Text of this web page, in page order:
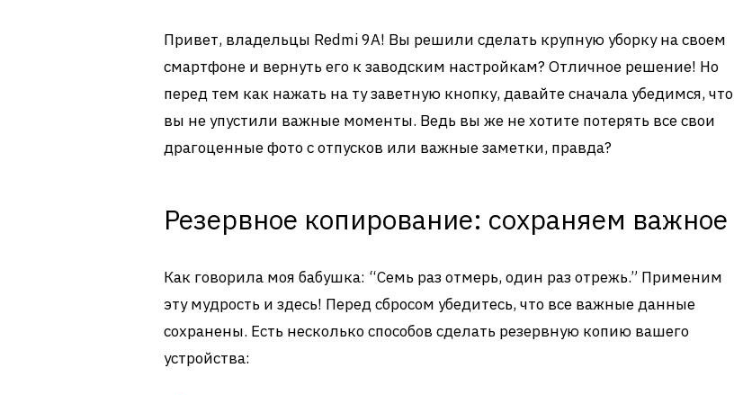
Привет, владельцы Redmi 9A! Вы решили сделать крупную уборку на своем
смартфоне и вернуть его к заводским настройкам? Отличное решение! Но
перед тем как нажать на ту заветную кнопку, давайте сначала убедимся, что
вы не упустили важные моменты. Ведь вы же не хотите потерять все свои
драгоценные фото с отпусков или важные заметки, правда?
Резервное копирование: сохраняем важное
Как говорила моя бабушка: “Семь раз отмерь, один раз отрежь.” Применим
эту мудрость и здесь! Перед сбросом убедитесь, что все важные данные
сохранены. Есть несколько способов сделать резервную копию вашего
устройства: